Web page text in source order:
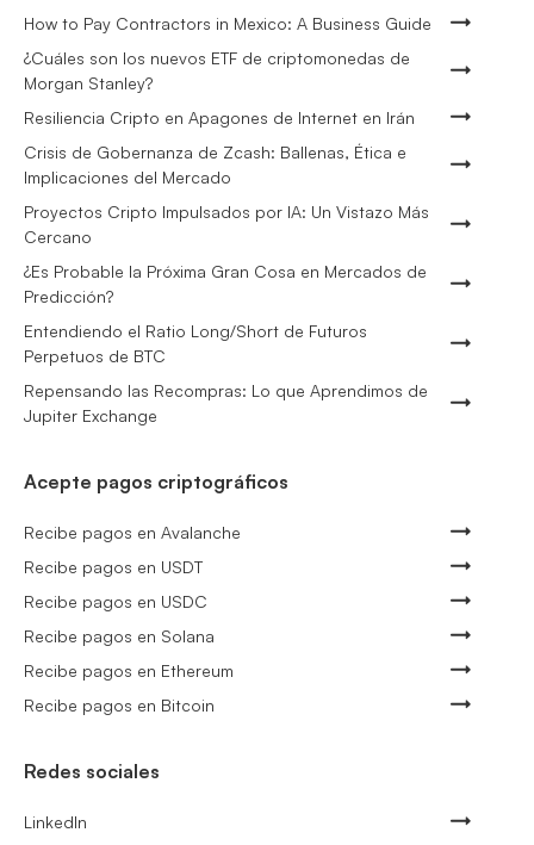
How to Pay Contractors in Mexico: A Business Guide
¿Cuáles son los nuevos ETF de criptomonedas de
Morgan Stanley?
Resiliencia Cripto en Apagones de Internet en Irán
Crisis de Gobernanza de Zcash: Ballenas, Ética e
Implicaciones del Mercado
Proyectos Cripto Impulsados por IA: Un Vistazo Más
Cercano
¿Es Probable la Próxima Gran Cosa en Mercados de
Predicción?
Entendiendo el Ratio Long/Short de Futuros
Perpetuos de BTC
Repensando las Recompras: Lo que Aprendimos de
Jupiter Exchange
Acepte pagos criptográficos
Recibe pagos en Avalanche
Recibe pagos en USDT
Recibe pagos en USDC
Recibe pagos en Solana
Recibe pagos en Ethereum
Recibe pagos en Bitcoin
Redes sociales
LinkedIn